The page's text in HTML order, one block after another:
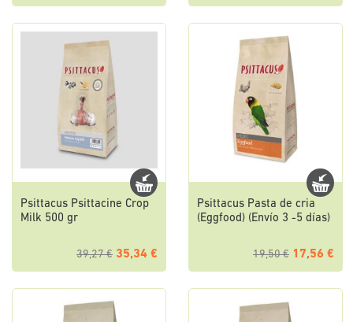
Psittacus Psittacine Crop
Milk 500 gr
39,27 € 35,34 €
Psittacus Pasta de cria
(Eggfood) (Envío 3 -5 días)
19,50 € 17,56 €